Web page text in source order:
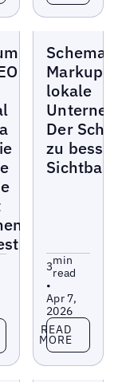
Schema-
Markup
lokale
Der
zu
3min
read
•
Apr 7,
2026
Read more
READ
MORE